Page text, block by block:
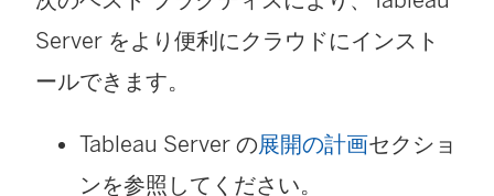
)
ウ
で
リ
ク
Server をより便利にクラウドにインスト
ールできます。
Tableau Server の展開の計画セクショ
ンを参照してください。